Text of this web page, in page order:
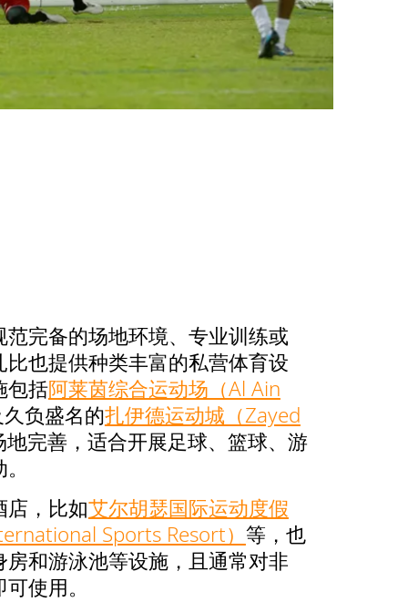
完备的场地环境、专业训练或
也提供种类丰富的私营体育设
包括阿莱茵综合运动场（Al Ain
负盛名的扎伊德运动城（Zayed
地完善，适合开展足球、篮球、游
店，比如艾尔胡瑟国际运动度假
Sports Resort） 等，也
和游泳池等设施，且通常对非
使用。